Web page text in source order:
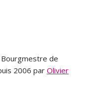
de
2006 par Olivier